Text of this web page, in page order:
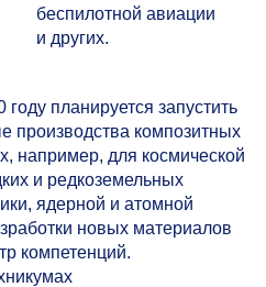
беспилотной авиации
и других.
планируется запустить
производства композитных
например, для космической
и редкоземельных
ядерной и атомной
новых материалов
компетенций.